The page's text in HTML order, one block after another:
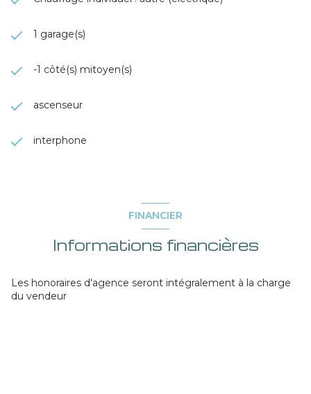
1 garage(s)
-1 côté(s) mitoyen(s)
ascenseur
interphone
FINANCIER
Informations financières
Les honoraires d'agence seront intégralement à la charge
du vendeur